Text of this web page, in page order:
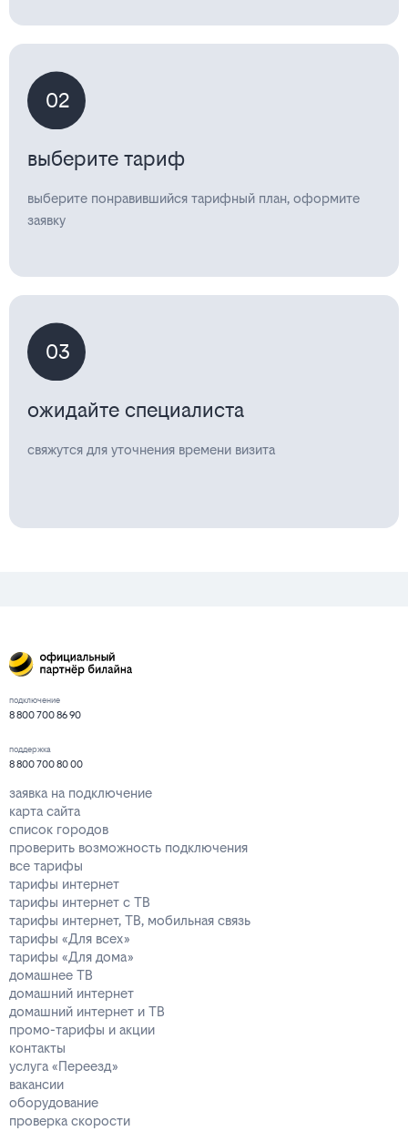
02
выберите тариф
выберите понравившийся тарифный план, оформите
заявку
03
ожидайте специалиста
свяжутся для уточнения времени визита
подключение
8 800 700 86 90
поддержка
8 800 700 80 00
заявка на подключение
карта сайта
список городов
проверить возможность подключения
все тарифы
тарифы интернет
тарифы интернет с ТВ
тарифы интернет, ТВ, мобильная связь
тарифы «Для всех»
тарифы «Для дома»
домашнее ТВ
домашний интернет
домашний интернет и ТВ
промо-тарифы и акции
контакты
услуга «Переезд»
вакансии
оборудование
проверка скорости